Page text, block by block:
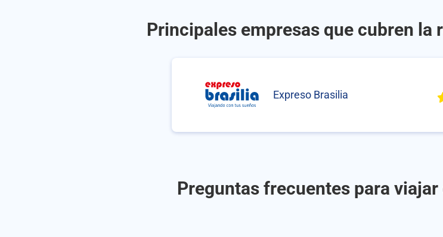
Principales empresas que cubren la
Expreso Brasilia
Preguntas frecuentes para